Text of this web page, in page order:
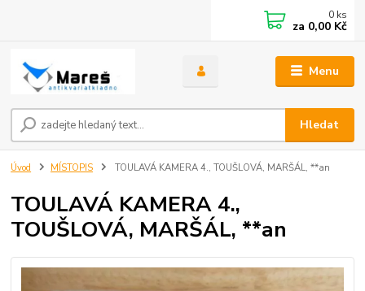
Menu
Hledat
0 ks
za 0,00 Kč
Úvod MÍSTOPIS TOULAVÁ KAMERA 4., TOUŠLOVÁ, MARŠÁL, **an
TOULAVÁ KAMERA 4.,
TOUŠLOVÁ, MARŠÁL, **an